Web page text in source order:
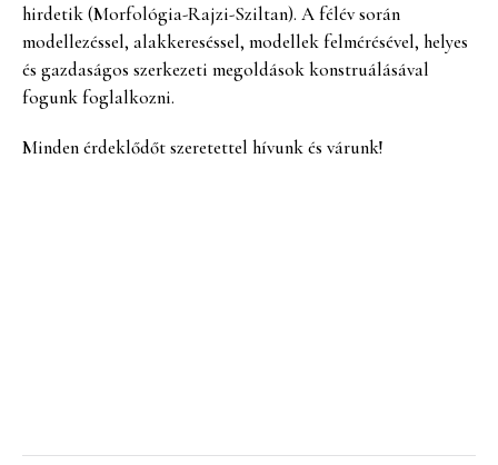
hirdetik (Morfológia-Rajzi-Sziltan). A félév során
modellezéssel, alakkereséssel, modellek felmérésével, helyes
és gazdaságos szerkezeti megoldások konstruálásával
fogunk foglalkozni.
Minden érdeklődőt szeretettel hívunk és várunk!